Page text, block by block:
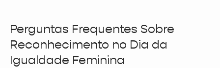
Perguntas Frequentes Sobre
Reconhecimento no Dia da
Igualdade Feminina